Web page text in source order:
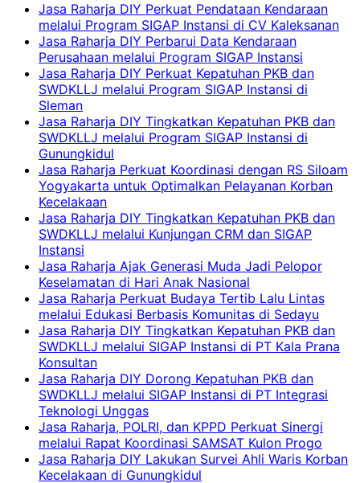
Jasa Raharja DIY Perkuat Pendataan Kendaraan
melalui Program SIGAP Instansi di CV Kaleksanan
Jasa Raharja DIY Perbarui Data Kendaraan
Perusahaan melalui Program SIGAP Instansi
Jasa Raharja DIY Perkuat Kepatuhan PKB dan
SWDKLLJ melalui Program SIGAP Instansi di
Sleman
Jasa Raharja DIY Tingkatkan Kepatuhan PKB dan
SWDKLLJ melalui Program SIGAP Instansi di
Gunungkidul
Jasa Raharja Perkuat Koordinasi dengan RS Siloam
Yogyakarta untuk Optimalkan Pelayanan Korban
Kecelakaan
Jasa Raharja DIY Tingkatkan Kepatuhan PKB dan
SWDKLLJ melalui Kunjungan CRM dan SIGAP
Instansi
Jasa Raharja Ajak Generasi Muda Jadi Pelopor
Keselamatan di Hari Anak Nasional
Jasa Raharja Perkuat Budaya Tertib Lalu Lintas
melalui Edukasi Berbasis Komunitas di Sedayu
Jasa Raharja DIY Tingkatkan Kepatuhan PKB dan
SWDKLLJ melalui SIGAP Instansi di PT Kala Prana
Konsultan
Jasa Raharja DIY Dorong Kepatuhan PKB dan
SWDKLLJ melalui SIGAP Instansi di PT Integrasi
Teknologi Unggas
Jasa Raharja, POLRI, dan KPPD Perkuat Sinergi
melalui Rapat Koordinasi SAMSAT Kulon Progo
Jasa Raharja DIY Lakukan Survei Ahli Waris Korban
Kecelakaan di Gunungkidul